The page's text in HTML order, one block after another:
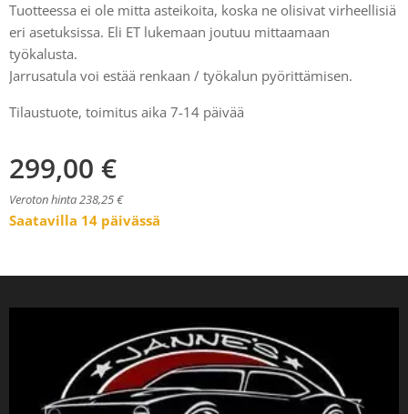
Tuotteessa ei ole mitta asteikoita, koska ne olisivat virheellisiä
eri asetuksissa. Eli ET lukemaan joutuu mittaamaan
työkalusta.
Jarrusatula voi estää renkaan / työkalun pyörittämisen.
Tilaustuote, toimitus aika 7-14 päivää
299,00 €
Veroton hinta 238,25 €
Saatavilla 14 päivässä